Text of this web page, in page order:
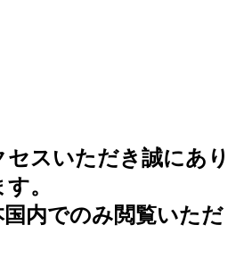
セスいただき誠にあり
。
内でのみ閲覧いただ